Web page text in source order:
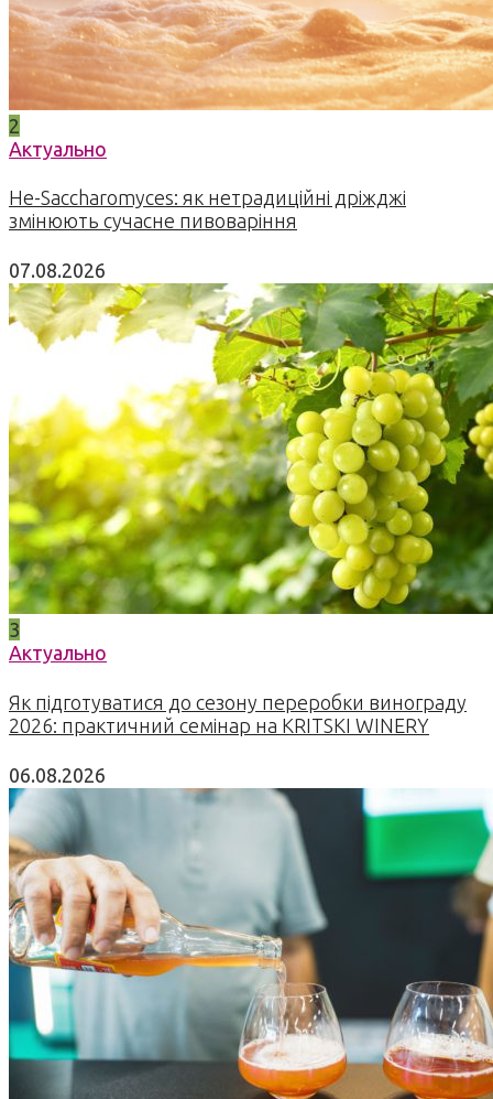
2
Актуально
Не-Saccharomyces: як нетрадиційні дріжджі
змінюють сучасне пивоваріння
07.08.2026
3
Актуально
Як підготуватися до сезону переробки винограду
2026: практичний семінар на KRITSKI WINERY
06.08.2026